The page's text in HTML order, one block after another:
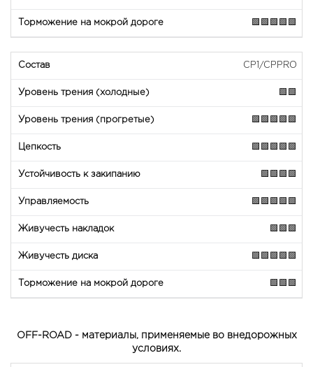
🟩🟩🟩🟩🟩
CP1/CPPRO
🟩🟩
🟩🟩🟩🟩🟩
🟩🟩🟩🟩🟩
🟩🟩🟩🟩
🟩🟩🟩🟩🟩
🟩🟩🟩
🟩🟩🟩🟩🟩
🟩🟩🟩
OFF-ROAD - материалы, применяемые во внедорожных
условиях.